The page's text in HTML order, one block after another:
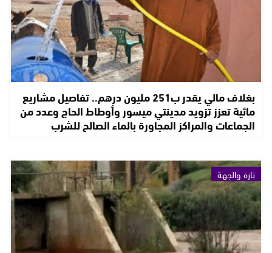
بغلاف مالي يقدر ب251 مليون درهم.. تفاصيل مشاريع
مائية تعزز تزويد مدينتي ميسور وأوطاط الحاج وعدد من
الجماعات والمراكز المجاورة بالماء الصالح للشرب
تازة والجهة